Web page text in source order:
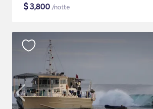
$3,800 /notte